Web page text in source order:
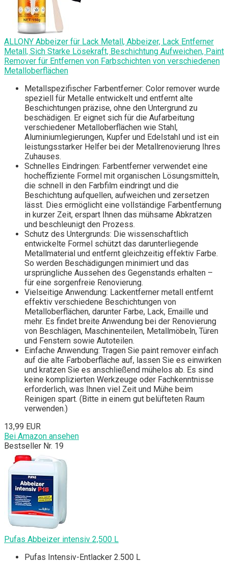
ALLONY Abbeizer für Lack Metall, Abbeizer, Lack Entferner
Metall, Sich Starke Lösekraft, Beschichtung Aufweichen, Paint
Remover für Entfernen von Farbschichten von verschiedenen
Metalloberflächen
Metallspezifischer Farbentferner: Color remover wurde
speziell für Metalle entwickelt und entfernt alte
Beschichtungen präzise, ​​ohne den Untergrund zu
beschädigen. Er eignet sich für die Aufarbeitung
verschiedener Metalloberflächen wie Stahl,
Aluminiumlegierungen, Kupfer und Edelstahl und ist ein
leistungsstarker Helfer bei der Metallrenovierung Ihres
Zuhauses.
Schnelles Eindringen: Farbentferner verwendet eine
hocheffiziente Formel mit organischen Lösungsmitteln,
die schnell in den Farbfilm eindringt und die
Beschichtung aufquellen, aufweichen und zersetzen
lässt. Dies ermöglicht eine vollständige Farbentfernung
in kurzer Zeit, erspart Ihnen das mühsame Abkratzen
und beschleunigt den Prozess.
Schutz des Untergrunds: Die wissenschaftlich
entwickelte Formel schützt das darunterliegende
Metallmaterial und entfernt gleichzeitig effektiv Farbe.
So werden Beschädigungen minimiert und das
ursprüngliche Aussehen des Gegenstands erhalten –
für eine sorgenfreie Renovierung.
Vielseitige Anwendung: Lackentferner metall entfernt
effektiv verschiedene Beschichtungen von
Metalloberflächen, darunter Farbe, Lack, Emaille und
mehr. Es findet breite Anwendung bei der Renovierung
von Beschlägen, Maschinenteilen, Metallmöbeln, Türen
und Fenstern sowie Autoteilen.
Einfache Anwendung: Tragen Sie paint remover einfach
auf die alte Farboberfläche auf, lassen Sie es einwirken
und kratzen Sie es anschließend mühelos ab. Es sind
keine komplizierten Werkzeuge oder Fachkenntnisse
erforderlich, was Ihnen viel Zeit und Mühe beim
Reinigen spart. (Bitte in einem gut belüfteten Raum
verwenden.)
13,99 EUR
Bei Amazon ansehen
Bestseller Nr. 19
Pufas Abbeizer intensiv 2,500 L
Pufas Intensiv-Entlacker 2.500 L